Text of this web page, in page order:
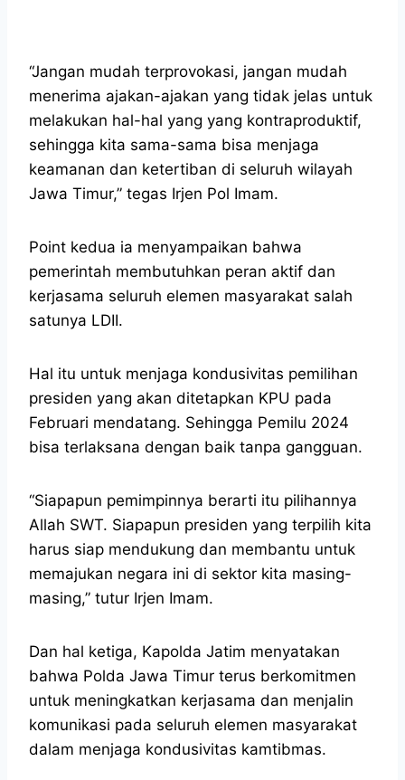
“Jangan mudah terprovokasi, jangan mudah
menerima ajakan-ajakan yang tidak jelas untuk
melakukan hal-hal yang yang kontraproduktif,
sehingga kita sama-sama bisa menjaga
keamanan dan ketertiban di seluruh wilayah
Jawa Timur,” tegas Irjen Pol Imam.
Point kedua ia menyampaikan bahwa
pemerintah membutuhkan peran aktif dan
kerjasama seluruh elemen masyarakat salah
satunya LDII.
Hal itu untuk menjaga kondusivitas pemilihan
presiden yang akan ditetapkan KPU pada
Februari mendatang. Sehingga Pemilu 2024
bisa terlaksana dengan baik tanpa gangguan.
“Siapapun pemimpinnya berarti itu pilihannya
Allah SWT. Siapapun presiden yang terpilih kita
harus siap mendukung dan membantu untuk
memajukan negara ini di sektor kita masing-
masing,” tutur Irjen Imam.
Dan hal ketiga, Kapolda Jatim menyatakan
bahwa Polda Jawa Timur terus berkomitmen
untuk meningkatkan kerjasama dan menjalin
komunikasi pada seluruh elemen masyarakat
dalam menjaga kondusivitas kamtibmas.